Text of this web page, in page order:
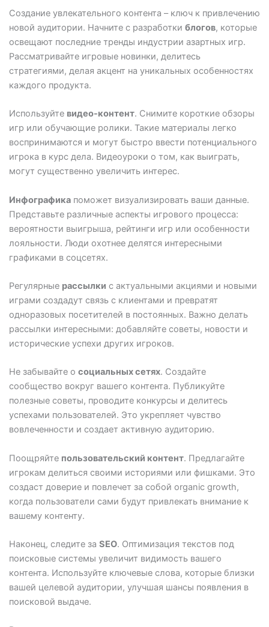
Создание увлекательного контента – ключ к привлечению
новой аудитории. Начните с разработки блогов, которые
освещают последние тренды индустрии азартных игр.
Рассматривайте игровые новинки, делитесь
стратегиями, делая акцент на уникальных особенностях
каждого продукта.
Используйте видео-контент. Снимите короткие обзоры
игр или обучающие ролики. Такие материалы легко
воспринимаются и могут быстро ввести потенциального
игрока в курс дела. Видеоуроки о том, как выиграть,
могут существенно увеличить интерес.
Инфографикапоможет визуализировать ваши данные.
Представьте различные аспекты игрового процесса:
вероятности выигрыша, рейтинги игр или особенности
лояльности. Люди охотнее делятся интересными
графиками в соцсетях.
Регулярные рассылки с актуальными акциями и новыми
играми создадут связь с клиентами и превратят
одноразовых посетителей в постоянных. Важно делать
рассылки интересными: добавляйте советы, новости и
исторические успехи других игроков.
Не забывайте о социальных сетях. Создайте
сообщество вокруг вашего контента. Публикуйте
полезные советы, проводите конкурсы и делитесь
успехами пользователей. Это укрепляет чувство
вовлеченности и создает активную аудиторию.
Поощряйте пользовательский контент. Предлагайте
игрокам делиться своими историями или фишками. Это
создаст доверие и повлечет за собой organic growth,
когда пользователи сами будут привлекать внимание к
вашему контенту.
Наконец, следите за SEO. Оптимизация текстов под
поисковые системы увеличит видимость вашего
контента. Используйте ключевые слова, которые близки
вашей целевой аудитории, улучшая шансы появления в
поисковой выдаче.